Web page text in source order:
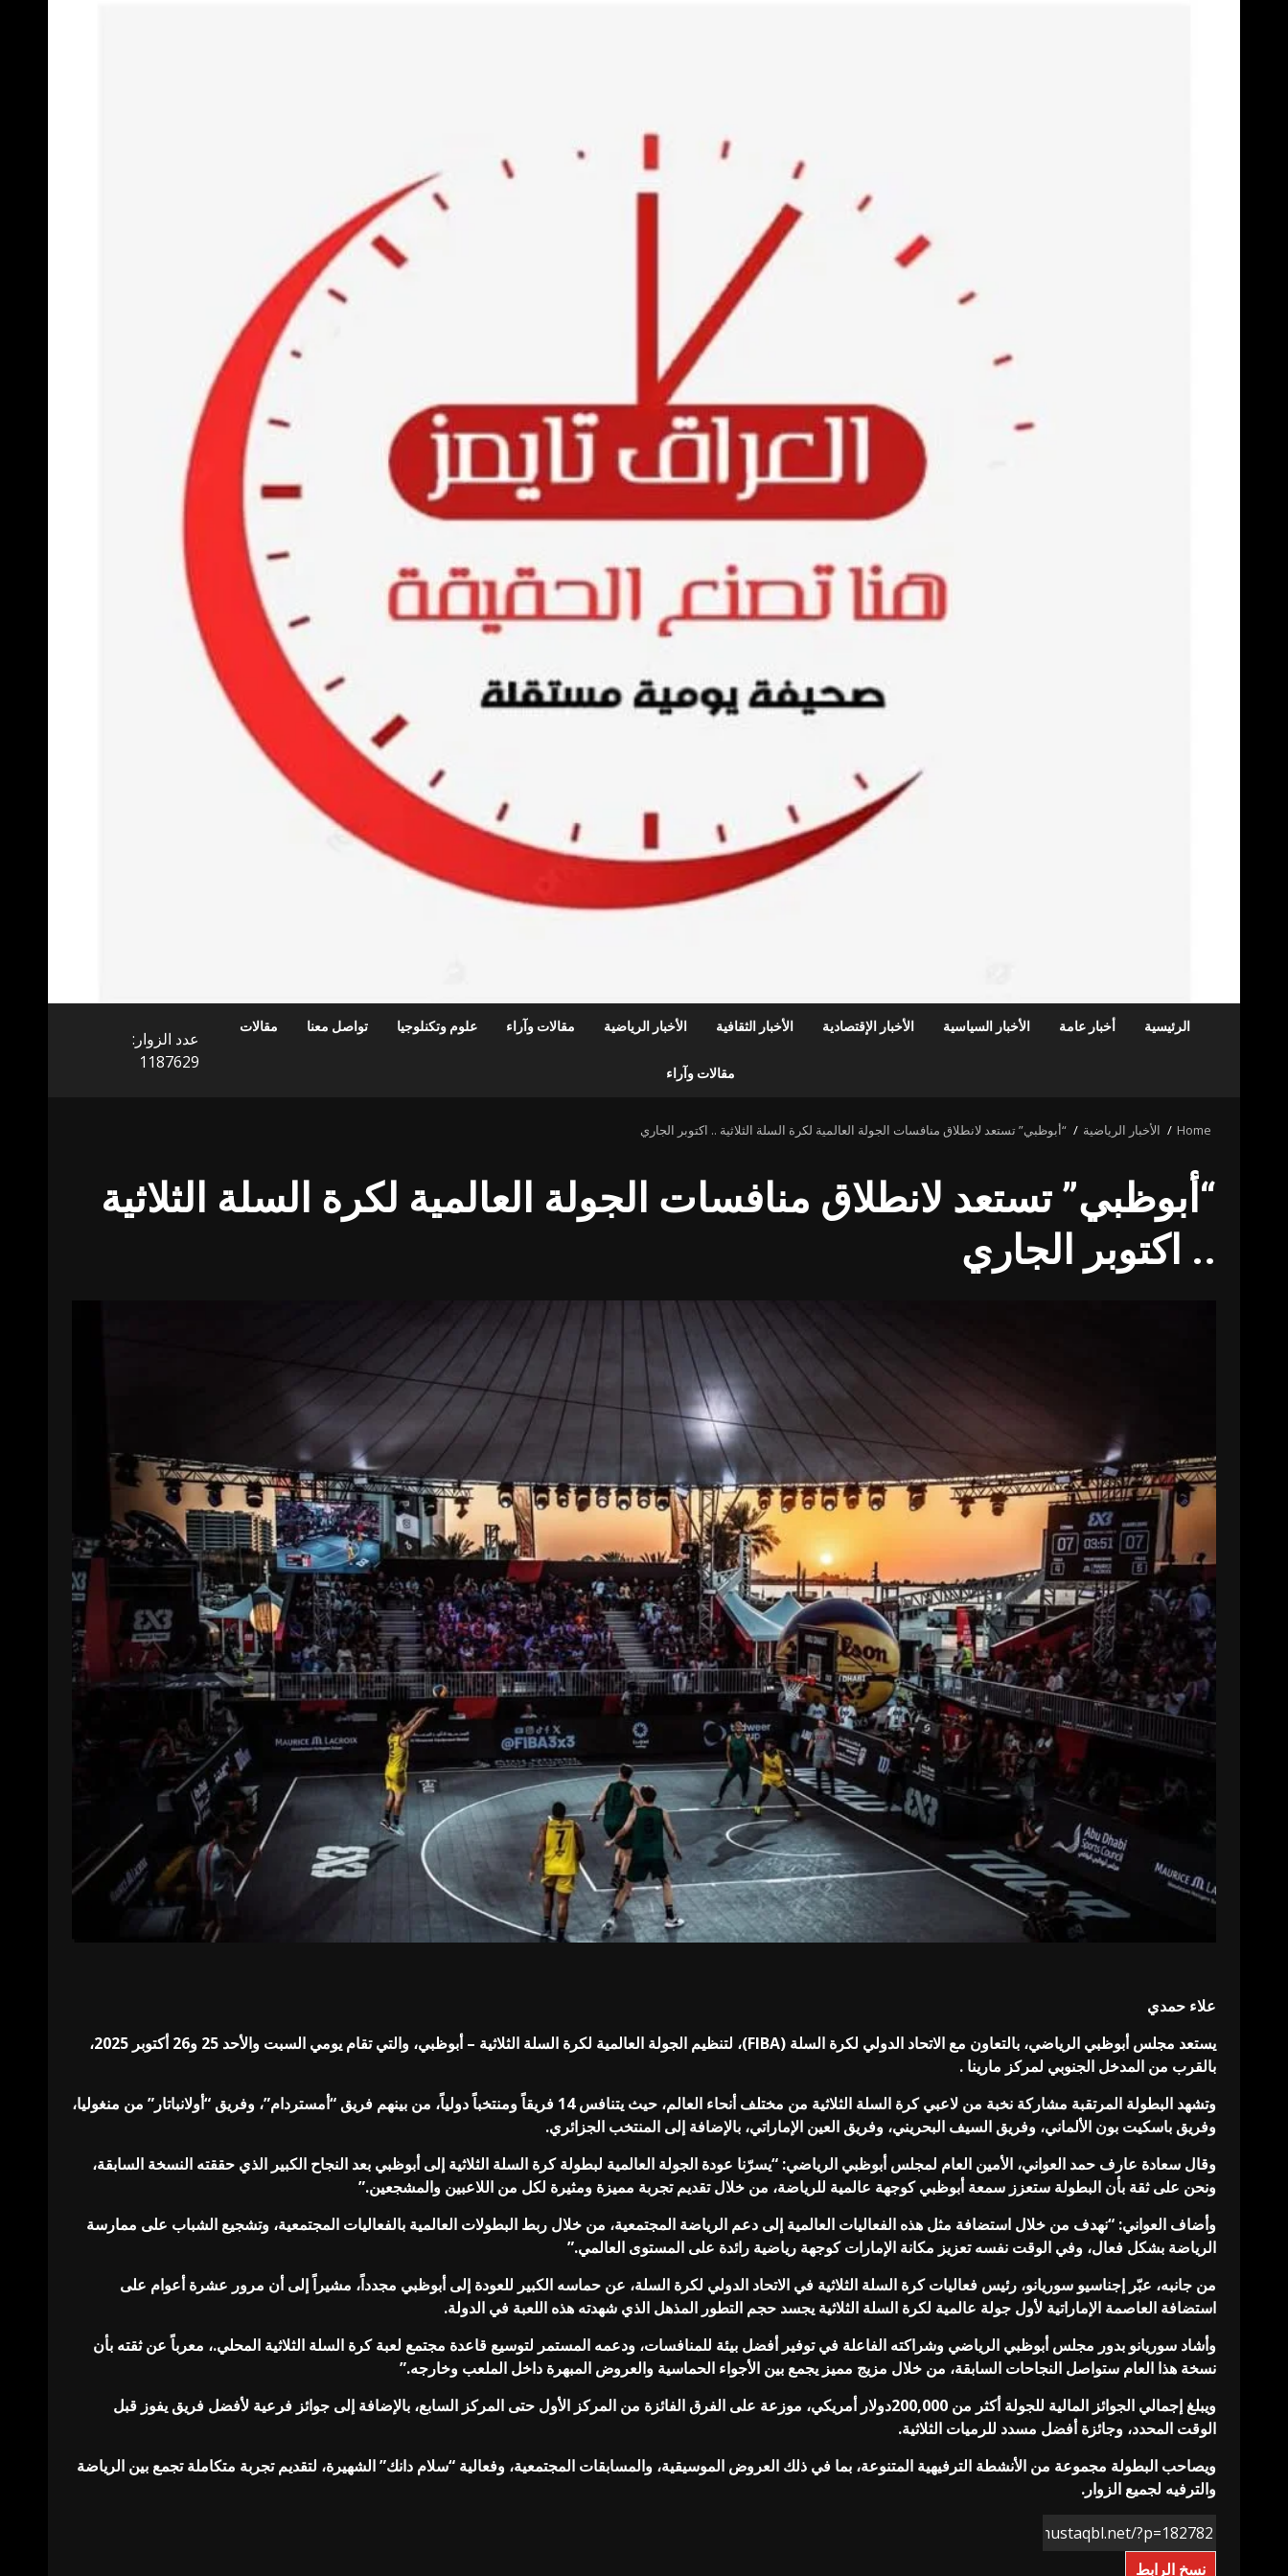
الرئيسية أخبار عامة الأخبار السياسية الأخبار الإقتصادية الأخبار الثقافية الأخبار الرياضية مقالات وآراء علوم وتكنلوجيا تواصل معنا مقالات
مقالات وآراء
عدد الزوار:
1187629
Home الأخبار الرياضية “أبوظبي” تستعد لانطلاق منافسات الجولة العالمية لكرة السلة الثلاثية .. اكتوبر الجاري
“أبوظبي” تستعد لانطلاق منافسات الجولة العالمية لكرة السلة الثلاثية
.. اكتوبر الجاري
علاء حمدي
يستعد مجلس أبوظبي الرياضي، بالتعاون مع الاتحاد الدولي لكرة السلة (FIBA)، لتنظيم الجولة العالمية لكرة السلة الثلاثية – أبوظبي، والتي تقام يومي السبت والأحد 25 و26 أكتوبر 2025،
بالقرب من المدخل الجنوبي لمركز مارينا .
وتشهد البطولة المرتقبة مشاركة نخبة من لاعبي كرة السلة الثلاثية من مختلف أنحاء العالم، حيث يتنافس 14 فريقاً ومنتخباً دولياً، من بينهم فريق “أمستردام”، وفريق “أولانباتار” من منغوليا،
وفريق باسكيت بون الألماني، وفريق السيف البحريني، وفريق العين الإماراتي، بالإضافة إلى المنتخب الجزائري.
وقال سعادة عارف حمد العواني، الأمين العام لمجلس أبوظبي الرياضي: “يسرّنا عودة الجولة العالمية لبطولة كرة السلة الثلاثية إلى أبوظبي بعد النجاح الكبير الذي حققته النسخة السابقة،
ونحن على ثقة بأن البطولة ستعزز سمعة أبوظبي كوجهة عالمية للرياضة، من خلال تقديم تجربة مميزة ومثيرة لكل من اللاعبين والمشجعين.”
وأضاف العواني: “نهدف من خلال استضافة مثل هذه الفعاليات العالمية إلى دعم الرياضة المجتمعية، من خلال ربط البطولات العالمية بالفعاليات المجتمعية، وتشجيع الشباب على ممارسة
الرياضة بشكل فعال، وفي الوقت نفسه تعزيز مكانة الإمارات كوجهة رياضية رائدة على المستوى العالمي.”
من جانبه، عبّر إجناسيو سوريانو، رئيس فعاليات كرة السلة الثلاثية في الاتحاد الدولي لكرة السلة، عن حماسه الكبير للعودة إلى أبوظبي مجدداً، مشيراً إلى أن مرور عشرة أعوام على
استضافة العاصمة الإماراتية لأول جولة عالمية لكرة السلة الثلاثية يجسد حجم التطور المذهل الذي شهدته هذه اللعبة في الدولة.
وأشاد سوريانو بدور مجلس أبوظبي الرياضي وشراكته الفاعلة في توفير أفضل بيئة للمنافسات، ودعمه المستمر لتوسيع قاعدة مجتمع لعبة كرة السلة الثلاثية المحلي.، معرباً عن ثقته بأن
نسخة هذا العام ستواصل النجاحات السابقة، من خلال مزيج مميز يجمع بين الأجواء الحماسية والعروض المبهرة داخل الملعب وخارجه.”
ويبلغ إجمالي الجوائز المالية للجولة أكثر من 200,000دولار أمريكي، موزعة على الفرق الفائزة من المركز الأول حتى المركز السابع، بالإضافة إلى جوائز فرعية لأفضل فريق يفوز قبل
الوقت المحدد، وجائزة أفضل مسدد للرميات الثلاثية.
ويصاحب البطولة مجموعة من الأنشطة الترفيهية المتنوعة، بما في ذلك العروض الموسيقية، والمسابقات المجتمعية، وفعالية “سلام دانك” الشهيرة، لتقديم تجربة متكاملة تجمع بين الرياضة
والترفيه لجميع الزوار.
نسخ الرابط